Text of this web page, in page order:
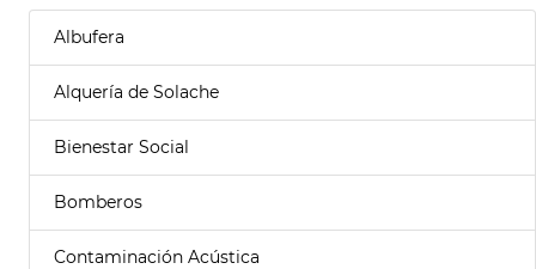
Albufera
Alquería de Solache
Bienestar Social
Bomberos
Contaminación Acústica